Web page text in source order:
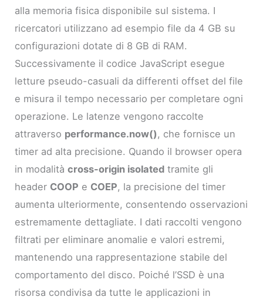
alla memoria fisica disponibile sul sistema. I
ricercatori utilizzano ad esempio file da 4 GB su
configurazioni dotate di 8 GB di RAM.
Successivamente il codice JavaScript esegue
letture pseudo-casuali da differenti offset del file
e misura il tempo necessario per completare ogni
operazione. Le latenze vengono raccolte
attraverso performance.now(), che fornisce un
timer ad alta precisione. Quando il browser opera
in modalitàcross-origin isolated tramite gli
header COOP e COEP, la precisione del timer
aumenta ulteriormente, consentendo osservazioni
estremamente dettagliate. I dati raccolti vengono
filtrati per eliminare anomalie e valori estremi,
mantenendo una rappresentazione stabile del
comportamento del disco. Poiché l’SSD è una
risorsa condivisa da tutte le applicazioni in